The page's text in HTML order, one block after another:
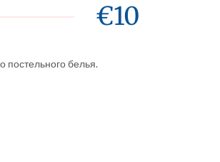
€10
постельного белья.